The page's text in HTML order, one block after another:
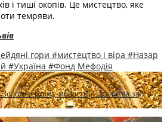
і тиші окопів. Це мистецтво, яке
темряви.
гори #мистецтво і віра #Назар
#Україна #Фонд Мефодія
монастирі: молитва за